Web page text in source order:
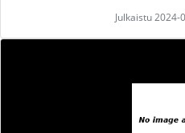
Julkaistu